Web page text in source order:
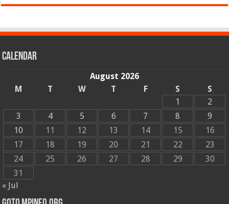
Calendar
August 2026
M
T W T F S
S
1
2
3
4 5 6 7 8
9
10
11 12 13 14 15
16
17
18 19 20 21 22
23
24
25 26 27 28 29
30
31
« Jul